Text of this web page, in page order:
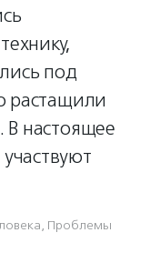
под
растащили
В настоящее
, Проблемы